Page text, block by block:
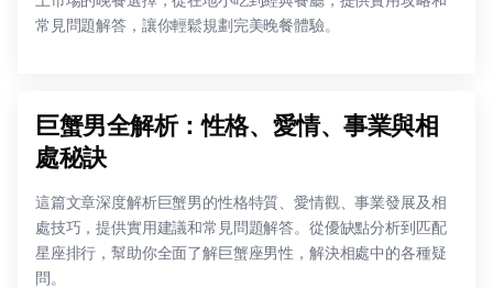
常見問題解答，讓你輕鬆規劃完美晚餐體驗。
巨蟹男全解析：性格、愛情、事業與相
處秘訣
這篇文章深度解析巨蟹男的性格特質、愛情觀、事業發展及相
處技巧，提供實用建議和常見問題解答。從優缺點分析到匹配
星座排行，幫助你全面了解巨蟹座男性，解決相處中的各種疑
問。